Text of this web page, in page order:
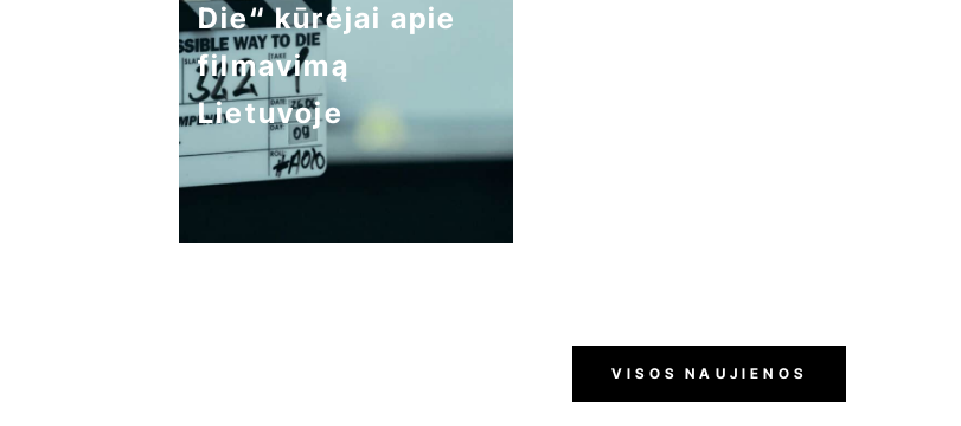
Die“ kūrėjai apie
filmavimą
Lietuvoje
VISOS NAUJIENOS